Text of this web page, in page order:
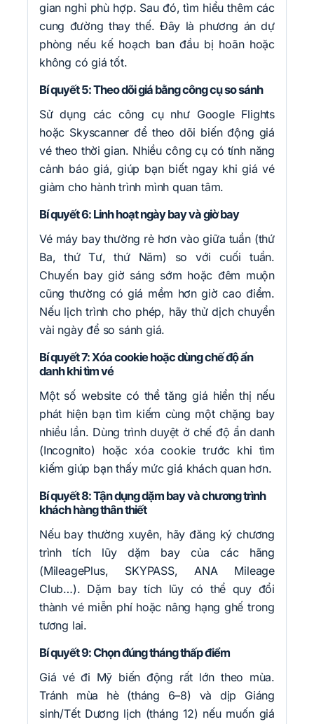
gian nghỉ phù hợp. Sau đó, tìm hiểu thêm các
cung đường thay thế. Đây là phương án dự
phòng nếu kế hoạch ban đầu bị hoãn hoặc
không có giá tốt.
Bí quyết 5: Theo dõi giá bằng công cụ so sánh
Sử dụng các công cụ như Google Flights
hoặc Skyscanner để theo dõi biến động giá
vé theo thời gian. Nhiều công cụ có tính năng
cảnh báo giá, giúp bạn biết ngay khi giá vé
giảm cho hành trình mình quan tâm.
Bí quyết 6: Linh hoạt ngày bay và giờ bay
Vé máy bay thường rẻ hơn vào giữa tuần (thứ
Ba, thứ Tư, thứ Năm) so với cuối tuần.
Chuyến bay giờ sáng sớm hoặc đêm muộn
cũng thường có giá mềm hơn giờ cao điểm.
Nếu lịch trình cho phép, hãy thử dịch chuyển
vài ngày để so sánh giá.
Bí quyết 7: Xóa cookie hoặc dùng chế độ ẩn
danh khi tìm vé
Một số website có thể tăng giá hiển thị nếu
phát hiện bạn tìm kiếm cùng một chặng bay
nhiều lần. Dùng trình duyệt ở chế độ ẩn danh
(Incognito) hoặc xóa cookie trước khi tìm
kiếm giúp bạn thấy mức giá khách quan hơn.
Bí quyết 8: Tận dụng dặm bay và chương trình
khách hàng thân thiết
Nếu bay thường xuyên, hãy đăng ký chương
trình tích lũy dặm bay của các hãng
(MileagePlus, SKYPASS, ANA Mileage
Club…). Dặm bay tích lũy có thể quy đổi
thành vé miễn phí hoặc nâng hạng ghế trong
tương lai.
Bí quyết 9: Chọn đúng tháng thấp điểm
Giá vé đi Mỹ biến động rất lớn theo mùa.
Tránh mùa hè (tháng 6–8) và dịp Giáng
sinh/Tết Dương lịch (tháng 12) nếu muốn giá